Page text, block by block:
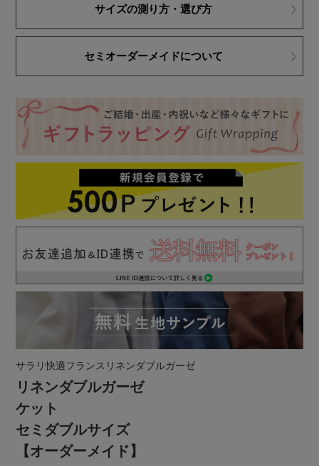
サイズの測り方・選び方
セミオーダーメイドについて
サラリ快適フランスリネンダブルガーゼ
リネンダブルガーゼ
ケット
セミダブルサイズ
【オーダーメイド】